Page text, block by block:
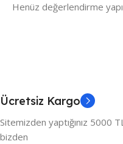
Henüz değerlendirme
Ücretsiz Kargo
Sitemizden yaptığınız 5000
bizden